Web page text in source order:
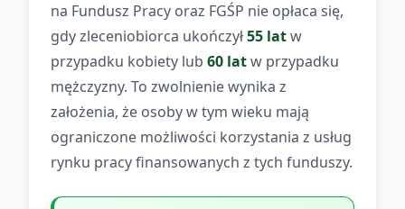
na Fundusz Pracy oraz FGŚP nie opłaca się,
gdy zleceniobiorca ukończył55 latw
przypadku kobiety lub 60 latw przypadku
mężczyzny. To zwolnienie wynika z
założenia, że osoby w tym wieku mają
ograniczone możliwości korzystania z usług
rynku pracy finansowanych z tych funduszy.